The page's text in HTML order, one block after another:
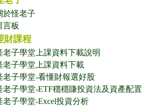
於怪老子
言板
財課程
老子學堂上課資料下載說明
老子學堂上課資料下載
老子學堂-看懂財報選好股
老子學堂-ETF穩穩賺投資法及資產配置
老子學堂-Excel投資分析